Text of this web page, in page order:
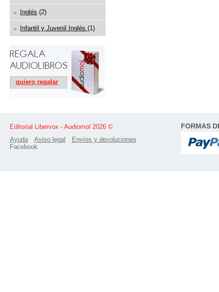
Inglés (2)
Infantil y Juvenil Inglés (1)
quiero regalar
Editorial Libervox - Audiomol 2026 ©
Ayuda
Aviso legal
Envíos y devoluciones
Facebook
FORMAS